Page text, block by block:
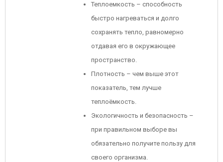
Теплоемкость – способность
быстро нагреваться и долго
сохранять тепло, равномерно
отдавая его в окружающее
пространство.
Плотность – чем выше этот
показатель, тем лучше
теплоёмкость.
Экологичность и безопасность –
при правильном выборе вы
обязательно получите пользу для
своего организма.